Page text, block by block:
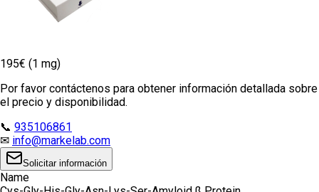
195€ (1 mg)
Por favor contáctenos para obtener información detallada sobre
el precio y disponibilidad.
📞 935106861
✉ info@markelab.com
Solicitar información
Name